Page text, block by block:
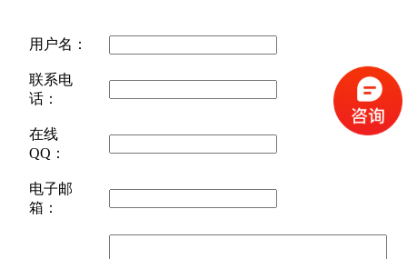
用户名：
联系电
话：
在线
QQ：
电子邮
箱：